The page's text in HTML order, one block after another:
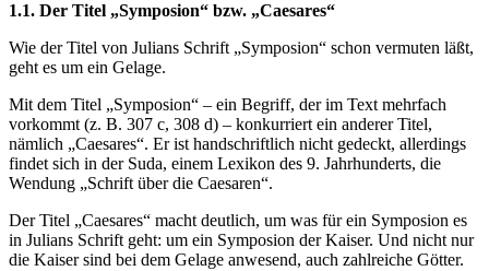
1.1. Der Titel „Symposion“ bzw. „Caesares“
Wie der Titel von Julians Schrift „Symposion“ schon vermuten läßt,
geht es um ein Gelage.
Mit dem Titel „Symposion“ – ein Begriff, der im Text mehrfach
vorkommt (z. B. 307 c, 308 d) – konkurriert ein anderer Titel,
nämlich „Caesares“. Er ist handschriftlich nicht gedeckt, allerdings
findet sich in der Suda, einem Lexikon des 9. Jahrhunderts, die
Wendung „Schrift über die Caesaren“.
Der Titel „Caesares“ macht deutlich, um was für ein Symposion es
in Julians Schrift geht: um ein Symposion der Kaiser. Und nicht nur
die Kaiser sind bei dem Gelage anwesend, auch zahlreiche Götter.